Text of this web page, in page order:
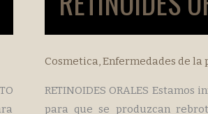
Cosmetica,Enfermedades de la
RETINOIDES ORALES
para que se produzcan